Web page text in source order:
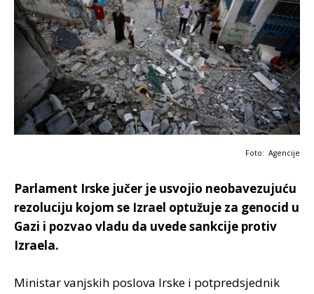
Foto: Agencije
Parlament Irske jučer je usvojio neobavezujuću
rezoluciju kojom se Izrael optužuje za genocid u
Gazi i pozvao vladu da uvede sankcije protiv
Izraela.
Ministar vanjskih poslova Irske i potpredsjednik